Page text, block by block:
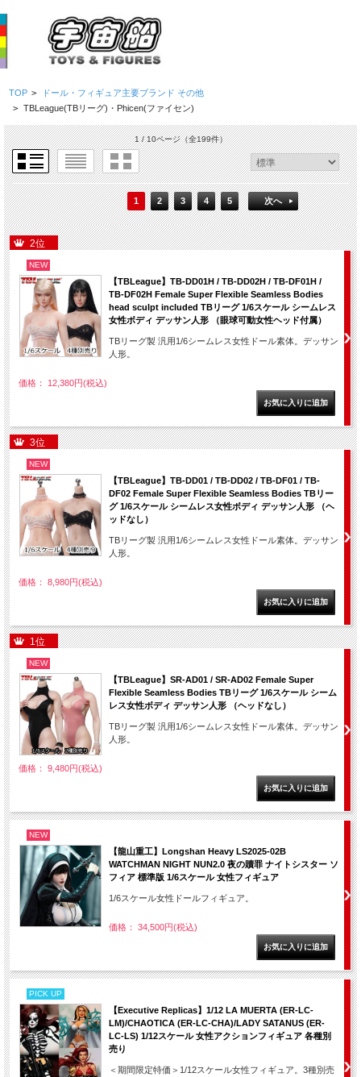
TOP > ドール・フィギュア主要ブランド その他
> TBLeague(TBリーグ)・Phicen(ファイセン)
1 / 10ページ（全199件）
1 2 3 4 5 次へ
2位
NEW
【TBLeague】TB-DD01H / TB-DD02H / TB-DF01H /
TB-DF02H Female Super Flexible Seamless Bodies
head sculpt included TBリーグ 1/6スケール シームレス
女性ボディ デッサン人形 （眼球可動女性ヘッド付属）
TBリーグ製 汎用1/6シームレス女性ドール素体。デッサン
人形。
価格： 12,380円(税込)
3位
NEW
【TBLeague】TB-DD01 / TB-DD02 / TB-DF01 / TB-
DF02 Female Super Flexible Seamless Bodies TBリー
グ 1/6スケール シームレス女性ボディ デッサン人形 （ヘ
ッドなし）
TBリーグ製 汎用1/6シームレス女性ドール素体。デッサン
人形。
価格： 8,980円(税込)
1位
NEW
【TBLeague】SR-AD01 / SR-AD02 Female Super
Flexible Seamless Bodies TBリーグ 1/6スケール シーム
レス女性ボディ デッサン人形 （ヘッドなし）
TBリーグ製 汎用1/6シームレス女性ドール素体。デッサン
人形。
価格： 9,480円(税込)
NEW
【龍山重工】Longshan Heavy LS2025-02B
WATCHMAN NIGHT NUN2.0 夜の贖罪 ナイトシスター ソ
フィア 標準版 1/6スケール 女性フィギュア
1/6スケール女性ドールフィギュア。
価格： 34,500円(税込)
PICK UP
【Executive Replicas】1/12 LA MUERTA (ER-LC-
LM)/CHAOTICA (ER-LC-CHA)/LADY SATANUS (ER-
LC-LS) 1/12スケール 女性アクションフィギュア 各種別
売り
＜期間限定特価＞1/12スケール女性フィギュア。3種別売